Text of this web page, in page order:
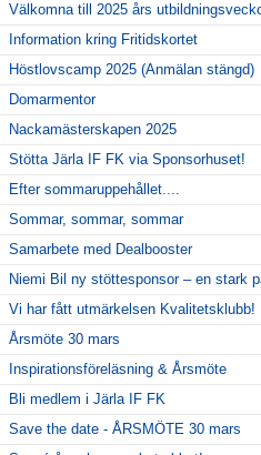
Välkomna till 2025 års
Information kring Fritidskortet
Höstlovscamp 2025 (Anmälan stängd)
Domarmentor
Nackamästerskapen 2025
Stötta Järla IF FK via Sponsorhuset!
Efter sommaruppehållet....
Sommar, sommar, sommar
Samarbete med Dealbooster
Niemi Bil ny stöttesponsor – en stark
Vi har fått utmärkelsen Kvalitetsklubb!
Årsmöte 30 mars
Inspirationsföreläsning & Årsmöte
Bli medlem i Järla IF FK
Save the date - ÅRSMÖTE 30 mars